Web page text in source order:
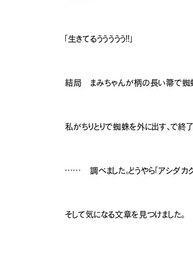
ナチュラル
「生きてるううううう！！」
結局 まみちゃんが柄の長い箒で蜘蛛
私がちりとりで蜘蛛を外に出す、で終了
…… 調べました。どうやら「アシダカグ
そして気になる文章を見つけました。